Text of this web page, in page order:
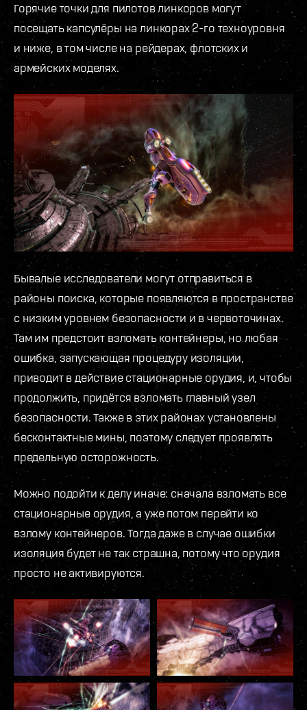
Горячие точки для пилотов линкоров могут
посещать капсулёры на линкорах 2-го техноуровня
и ниже, в том числе на рейдерах, флотских и
армейских моделях.
Бывалые исследователи могут отправиться в
районы поиска, которые появляются в пространстве
с низким уровнем безопасности и в червоточинах.
Там им предстоит взломать контейнеры, но любая
ошибка, запускающая процедуру изоляции,
приводит в действие стационарные орудия, и, чтобы
продолжить, придётся взломать главный узел
безопасности. Также в этих районах установлены
бесконтактные мины, поэтому следует проявлять
предельную осторожность.
Можно подойти к делу иначе: сначала взломать все
стационарные орудия, а уже потом перейти ко
взлому контейнеров. Тогда даже в случае ошибки
изоляция будет не так страшна, потому что орудия
просто не активируются.